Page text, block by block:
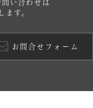
い合わせは
ます。
お問合せフォーム